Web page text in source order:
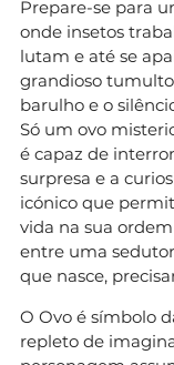
Prepare-se para
onde insetos
lutam e até se
grandioso
barulho e o
Só um ovo
é capaz de
surpresa e a
icónico que
vida na sua
entre uma
que nasce,
O Ovo é símbolo
repleto de